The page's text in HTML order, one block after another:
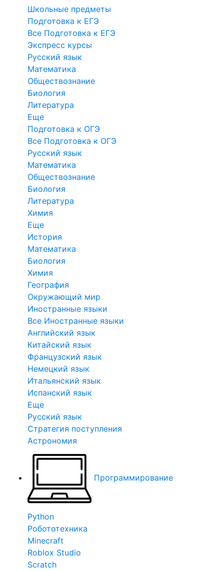
Школьные предметы
Подготовка к ЕГЭ
Все Подготовка к ЕГЭ
Экспресс курсы
Русский язык
Математика
Обществознание
Биология
Литература
Еще
Подготовка к ОГЭ
Все Подготовка к ОГЭ
Русский язык
Математика
Обществознание
Биология
Литература
Химия
Еще
История
Математика
Биология
Химия
География
Окружающий мир
Иностранные языки
Все Иностранные языки
Английский язык
Китайский язык
Французский язык
Немецкий язык
Итальянский язык
Испанский язык
Еще
Русский язык
Стратегия поступления
Астрономия
Программирование
Python
Робототехника
Minecraft
Roblox Studio
Scratch